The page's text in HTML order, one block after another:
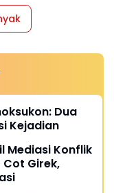
Dua
Kejadian
Mediasi Konflik
Cot Girek,